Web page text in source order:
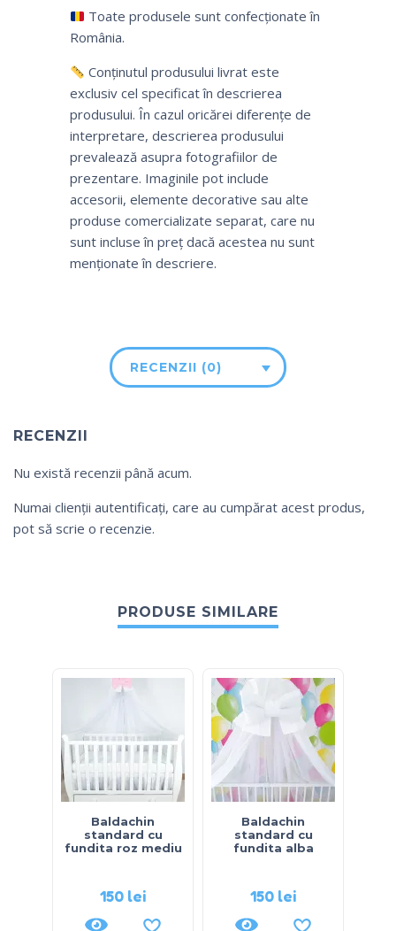
Toate produsele sunt confecționate în
România.
Conținutul produsului livrat este
exclusiv cel specificat în descrierea
produsului. În cazul oricărei diferențe de
interpretare, descrierea produsului
prevalează asupra fotografiilor de
prezentare. Imaginile pot include
accesorii, elemente decorative sau alte
produse comercializate separat, care nu
sunt incluse în preț dacă acestea nu sunt
menționate în descriere.
RECENZII (0)
RECENZII
Nu există recenzii până acum.
Numai clienții autentificați, care au cumpărat acest produs,
pot să scrie o recenzie.
PRODUSE SIMILARE
Baldachin
standard cu
fundita roz mediu
150 lei
Baldachin
standard cu
fundita alba
150 lei